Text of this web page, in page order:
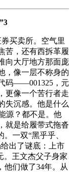
买卖所。空气里
苦，还有西拆革履
向大厅地方那面庞
，像一层不称身的
码——001325，元
更像一个苦行者走
失沉感。他是什么
源？都不是。他
就是给履带式拖沓
一双“黑乎乎、
出了谜底：上市
。王文杰父子身家
他们做了34年。从